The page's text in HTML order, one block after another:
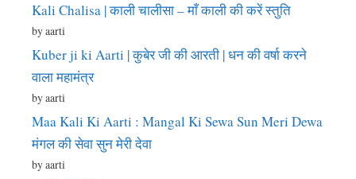
Kali Chalisa | काली चालीसा – माँ काली की करें स्तुति
by aarti
Kuber ji ki Aarti | कुबेर जी की आरती | धन की वर्षा करने
वाला महामंत्र
by aarti
Maa Kali Ki Aarti : Mangal Ki Sewa Sun Meri Dewa
मंगल की सेवा सुन मेरी देवा
by aarti